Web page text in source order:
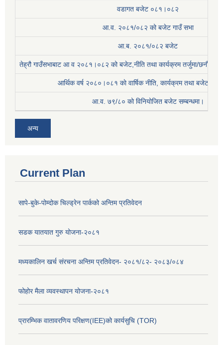
वडागत बजेट ०८१।०८२
आ.व. २०८१/०८२ को बजेट गाउँ सभा
आ.ब. २०८१/०८२ बजेट
तेह्रौ गाउँसभाबाट आ व २०८१।०८२ को बजेट,नीति तथा कार्यक्रम तर्जुमा/छनौट
आर्थिक वर्ष २०८०।०८१ काे वार्षिक नीति, कार्यक्रम तथा बजेट
आ.व. ७९/८० को विनियोजित बजेट सम्बन्धमा।
अन्य
Current Plan
सापे-बुके-पोम्दोक चिल्ड्रेन पार्कको अन्तिम प्रतिवेदन
सडक यातयात गुरु योजना-२०८१
मध्यकालिन खर्च संरचना अन्तिम प्रतिवेदन- २०८१/८२- २०८३/०८४
फोहोर मैला व्यवस्थापन योजना-२०८१
प्रारम्भिक वातावरणिय परिक्षण(IEE)को कार्यसुचि (TOR)